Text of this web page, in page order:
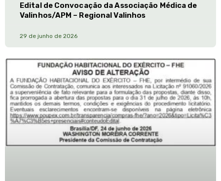
Edital de Convocação da Associação Médica de
Valinhos/APM – Regional Valinhos
29 de junho de 2026